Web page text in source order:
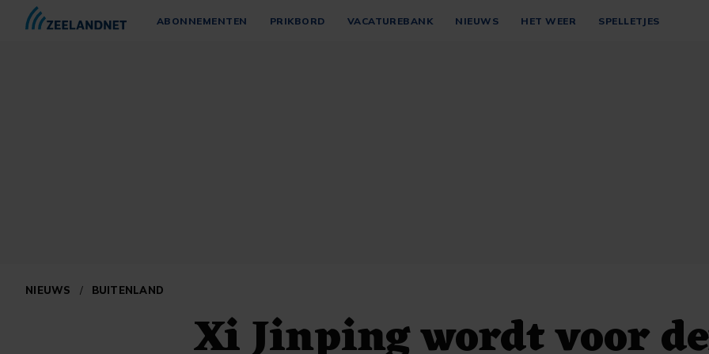
ABONNEMENTEN PRIKBORD VACATUREBANK NIEUWS HET WEER SPELLETJES
NIEUWS / BUITENLAND